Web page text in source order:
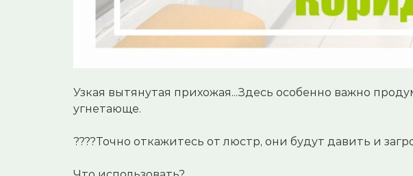
Узкая вытянутая прихожая...Здесь особенно важно
угнетающе.
????Точно откажитесь от люстр, они будут давить и